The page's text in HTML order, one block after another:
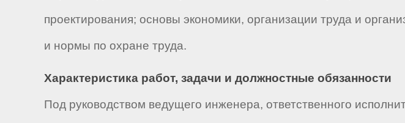
проектирования; основы экономики, организации труда и
и нормы по охране труда.
Характеристика работ, задачи и должностные обязанности
Под руководством ведущего инженера, ответственного